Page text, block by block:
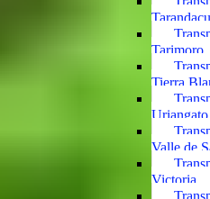
Tarimoro
Tierra
Uriangato
Valle de
Victoria